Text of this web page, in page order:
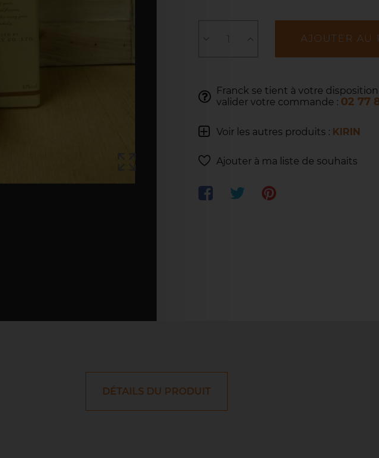
AJOUTER AU
Franck se tient à votre
valider votre commande : 02 77
Voir les autres produits : KIRIN
Ajouter à ma liste de souhaits
DÉTAILS DU PRODUIT